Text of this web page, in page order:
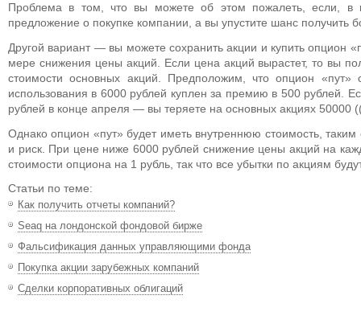
Проблема в том, что вы можете об этом пожалеть, если, в
предложение о покупке компании, а вы упустите шанс получить
Другой вариант — вы можете сохранить акции и купить опцион
мере снижения цены акций. Если цена акций вырастет, то вы
стоимости основных акций. Предположим, что опцион
использования в 6000 рублей куплен за премию в 500 рублей.
рублей в конце апреля — вы теряете на основных акциях
Однако опцион «пут» будет иметь внутреннюю стоимость,
и риск. При цене ниже 6000 рублей снижение цены акций на
стоимости опциона на 1 рубль, так что все убытки по акциям
Статьи по теме:
Как получить отчеты компаний?
Seaq на лондонской фондовой бирже
Фальсификация данных управляющими фонда
Покупка акции зарубежных компаний
Сделки корпоративных облигаций